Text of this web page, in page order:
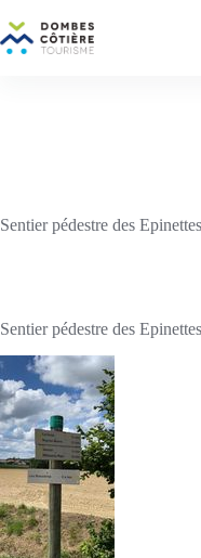
au
contenu
Sentier pédestre des Epinettes
Sentier pédestre des Epinettes